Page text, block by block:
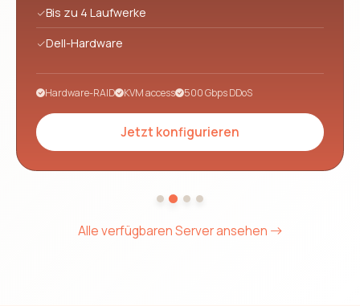
Bis zu 4 Laufwerke
Dell-Hardware
Hardware-RAID KVM access 500 Gbps DDoS
Jetzt konfigurieren
Alle verfügbaren Server ansehen